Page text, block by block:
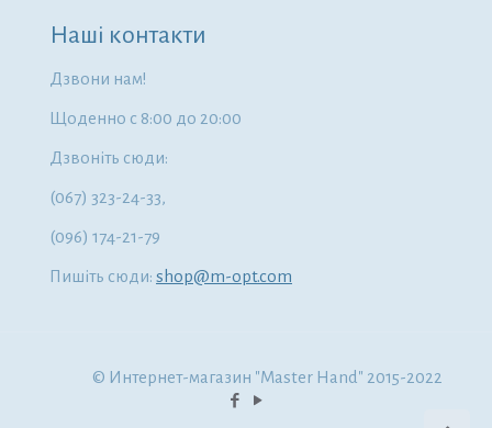
Наші контакти
Дзвони нам!
Щоденно с 8:00 до 20:00
Дзвоніть сюди:
(067) 323-24-33,
(096) 174-21-79
Пишіть сюди: shop@m-opt.com
© Интернет-магазин "Master Hand" 2015-2022